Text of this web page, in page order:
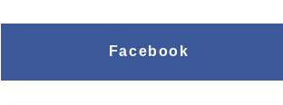
Facebook